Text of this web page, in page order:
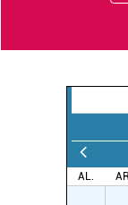
zerbitzuak
baliatzen gara.
AL.